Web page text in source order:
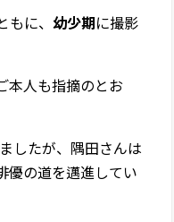
に、 幼少期に撮影
本人も指摘のとお
したが、隅田さんは
優の道を邁進してい